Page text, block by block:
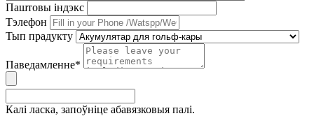
Паштовы індэкс
Тэлефон
Тып прадукту
Паведамленне*
Калі ласка, запоўніце абавязковыя палі.